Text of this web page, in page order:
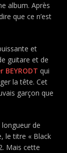
album. Après
que ce n’est
et
guitare et de
BEYRODT qui
la tête. Cet
garçon que
de
le titre « Black
Mais cette